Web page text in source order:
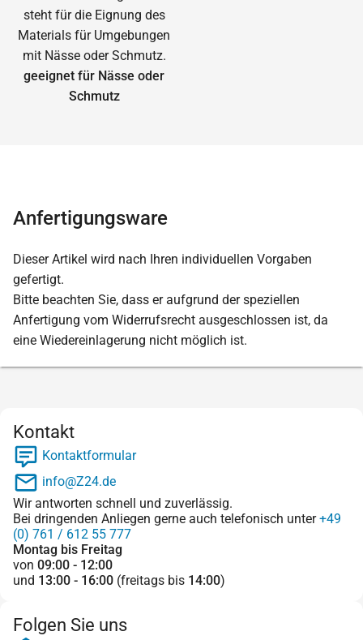
geeignet für Nässe oder
Schmutz
Anfertigungsware
Dieser Artikel wird nach Ihren individuellen Vorgaben
gefertigt.
Bitte beachten Sie, dass er aufgrund der speziellen
Anfertigung vom Widerrufsrecht ausgeschlossen ist, da
eine Wiedereinlagerung nicht möglich ist.
Kontakt
Kontaktformular
info@Z24.de
Wir antworten schnell und zuverlässig.
Bei dringenden Anliegen gerne auch telefonisch unter+49
(0) 761 / 612 55 777
Montag bis Freitag
von 09:00 - 12:00
und 13:00 - 16:00 (freitags bis 14:00)
Folgen Sie uns